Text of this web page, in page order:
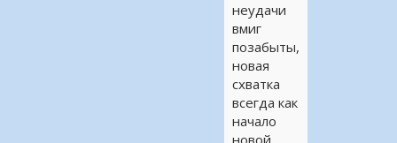
неудачи
вмиг
позабыты,
новая
схватка
всегда как
начало